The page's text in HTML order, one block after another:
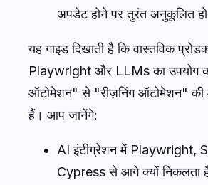
अपडेट होने पर तुरंत अनुकूलित
यह गाइड दिखाती है कि वास्तविक
Playwright और LLMs का उपयोग
ऑटोमेशन" से "रीज़निंग ऑटोमेशन"
हैं। आप जानेंगे:
AI इंटीग्रेशन में Playwright,
Cypress से आगे क्यों निकलता